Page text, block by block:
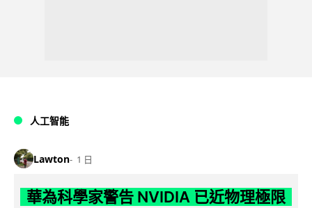
人工智能
Lawton 1 日
華為科學家警告 NVIDIA 已近物理極限